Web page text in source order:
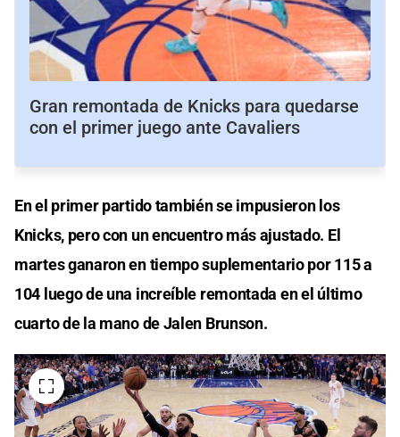
Gran remontada de Knicks para quedarse
con el primer juego ante Cavaliers
En el primer partido también se impusieron los
Knicks, pero con un encuentro más ajustado. El
martes ganaron en tiempo suplementario por 115 a
104 luego de una increíble remontada en el último
cuarto de la mano de Jalen Brunson.